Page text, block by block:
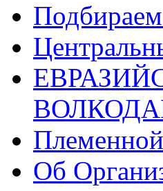
Об